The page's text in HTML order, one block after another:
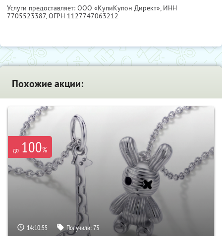
Услуги предоставляет: ООО «КупиКупон Директ», ИНН
7705523387, ОГРН 1127747063212
Похожие акции:
до 100%
14:10:54 Получили:73